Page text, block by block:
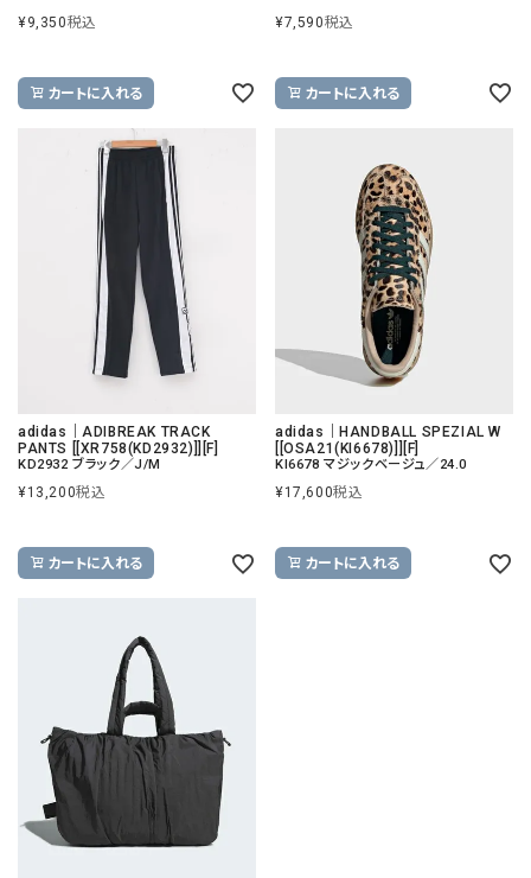
¥9,350税込
カートに入れる
¥7,590税込
カートに入れる
adidas｜ADIBREAK TRACK
PANTS [[XR758(KD2932)]][F]
KD2932 ブラック／J/M
¥13,200税込
カートに入れる
adidas｜HANDBALL SPEZIAL W
[[OSA21(KI6678)]][F]
KI6678 マジックベージュ／24.0
¥17,600税込
カートに入れる